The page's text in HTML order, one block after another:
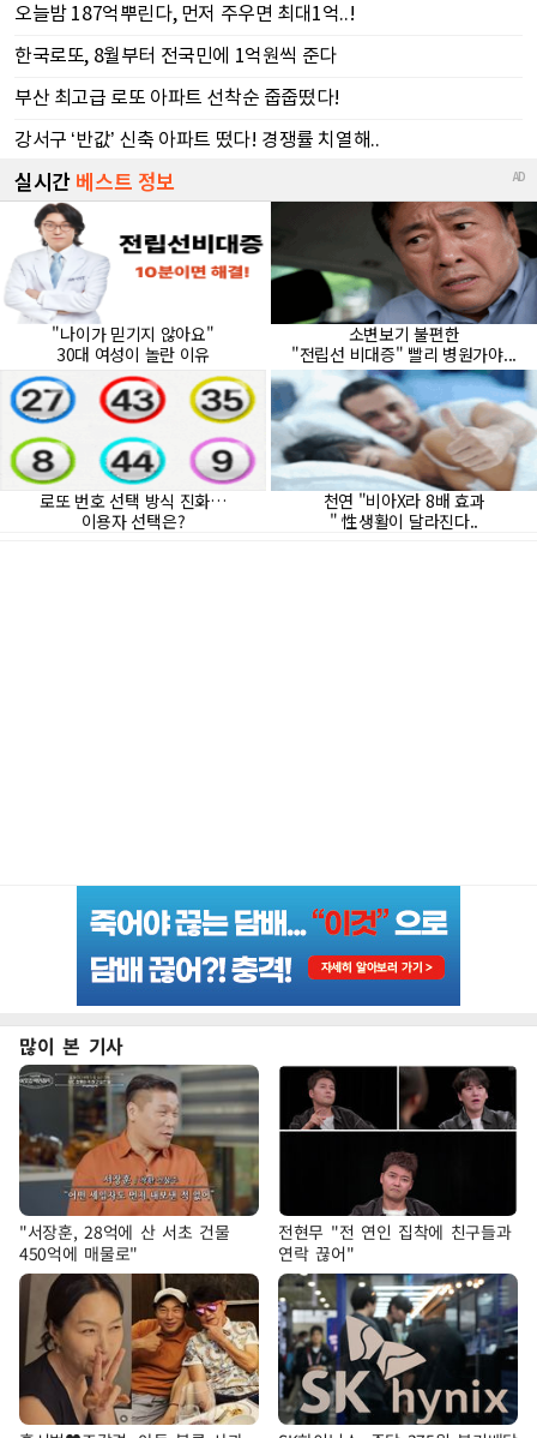
많이 본 기사
"서장훈, 28억에 산 서초 건물
450억에 매물로"
전현무 "전 연인 집착에 친구들과
연락 끊어"